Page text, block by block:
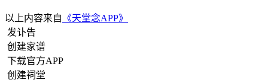
以上内容来自 《天堂念APP》
发讣告
创建家谱
下载官方APP
创建祠堂